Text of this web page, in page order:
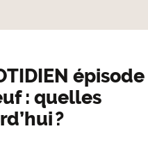
épisode
: quelles
?